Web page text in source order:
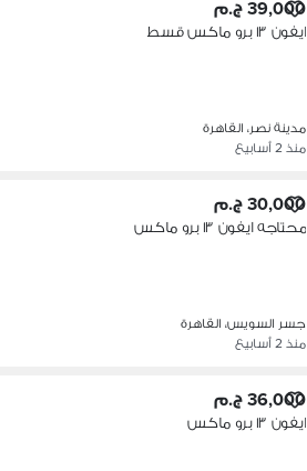
39,000 ج.م
ايفون ١٣ برو ماكس قسط
مدينة نصر، القاهرة
منذ 2 أسابيع
30,000 ج.م
محتاجه ايفون ١٣ برو ماكس
جسر السويس، القاهرة
منذ 2 أسابيع
36,000 ج.م
ايفون ١٣ برو ماكس